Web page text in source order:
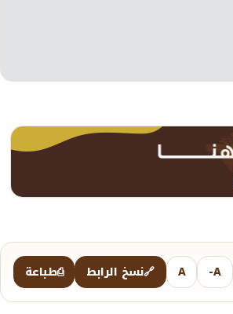
A-
A
🔗نسخ الرابط ⎙طباعة